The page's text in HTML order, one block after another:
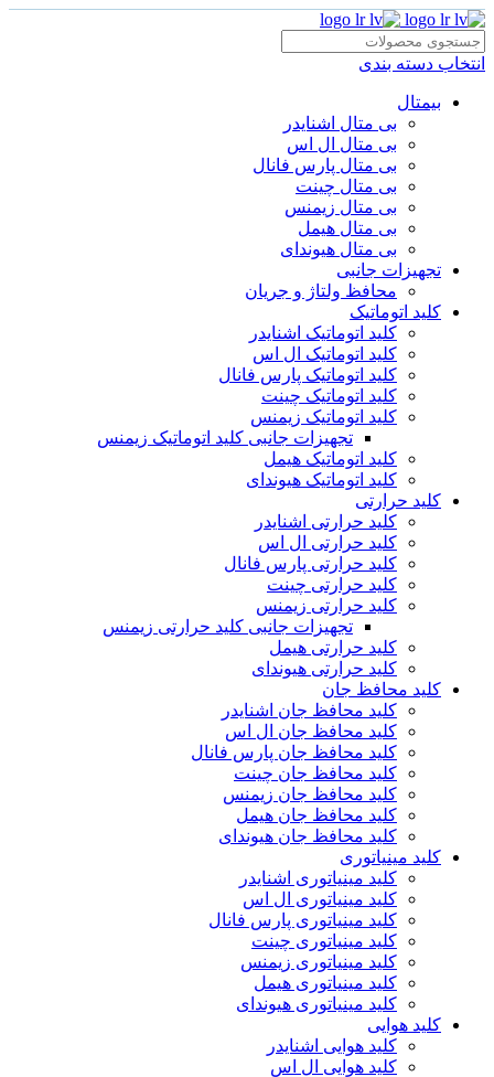
انتخاب دسته بندی
بیمتال
بی متال اشنایدر
بی متال ال اس
بی متال پارس فانال
بی متال چینت
بی متال زیمنس
بی متال هیمل
بی متال هیوندای
تجهیزات جانبی
محافظ ولتاژ و‌ جریان
کلید اتوماتیک
کلید اتوماتیک اشنایدر
کلید اتوماتیک ال اس
کلید اتوماتیک پارس فانال
کلید اتوماتیک چینت
کلید اتوماتیک زیمنس
تجهیزات جانبی کلید اتوماتیک زیمنس
کلید اتوماتیک هیمل
کلید اتوماتیک هیوندای
کلید حرارتی
کلید حرارتی اشنایدر
کلید حرارتی ال اس
کلید حرارتی پارس فانال
کلید حرارتی چینت
کلید حرارتی زیمنس
تجهیزات جانبی کلید حرارتی زیمنس
کلید حرارتی هیمل
کلید حرارتی هیوندای
کلید محافظ جان
کلید محافظ جان اشنایدر
کلید محافظ جان ال اس
کلید محافظ جان پارس فانال
کلید محافظ جان چینت
کلید محافظ جان زیمنس
کلید محافظ جان هیمل
کلید محافظ جان هیوندای
کلید مینیاتوری
کلید مینیاتوری اشنایدر
کلید مینیاتوری ال اس
کلید مینیاتوری پارس فانال
کلید مینیاتوری چینت
کلید مینیاتوری زیمنس
کلید مینیاتوری هیمل
کلید مینیاتوری هیوندای
کلید هوایی
کلید هوایی اشنایدر
کلید هوایی ال اس